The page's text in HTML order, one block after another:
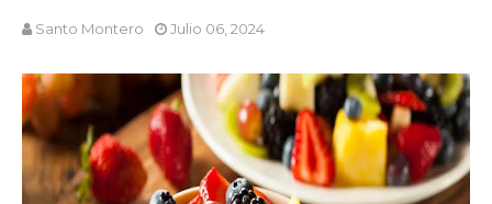
Santo Montero Julio 06, 2024